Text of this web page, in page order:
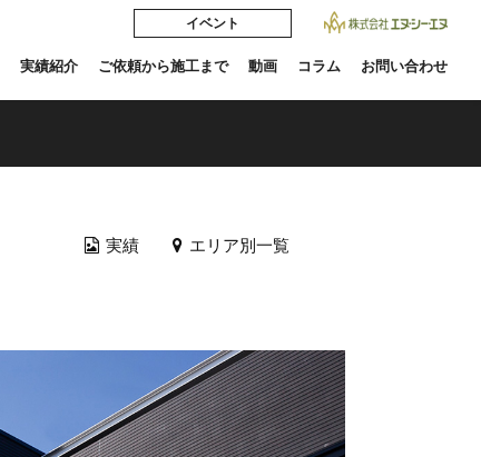
イベント
実績紹介 ご依頼から施工まで 動画 コラム お問い合わせ
実績 エリア別一覧